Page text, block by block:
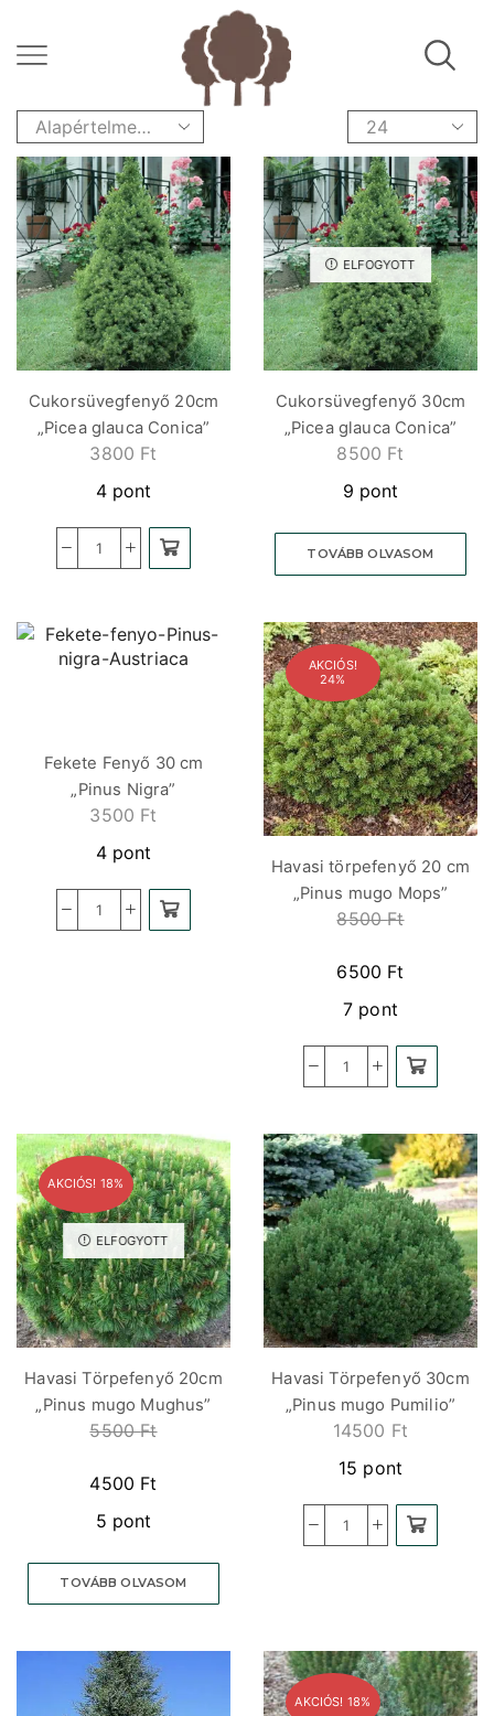
Cukorsüvegfenyő 20cm
„Picea glauca Conica”
3800 Ft
4 pont
ELFOGYOTT
Cukorsüvegfenyő 30cm
„Picea glauca Conica”
8500 Ft
9 pont
TOVÁBB OLVASOM
Fekete Fenyő 30 cm
„Pinus Nigra”
3500 Ft
4 pont
AKCIÓS!
24%
Havasi törpefenyő 20 cm
„Pinus mugo Mops”
8500Ft
6500 Ft
7 pont
AKCIÓS! 18%
ELFOGYOTT
Havasi Törpefenyő 20cm
„Pinus mugo Mughus”
5500Ft
4500 Ft
5 pont
TOVÁBB OLVASOM
Havasi Törpefenyő 30cm
„Pinus mugo Pumilio”
14500 Ft
15 pont
AKCIÓS! 18%